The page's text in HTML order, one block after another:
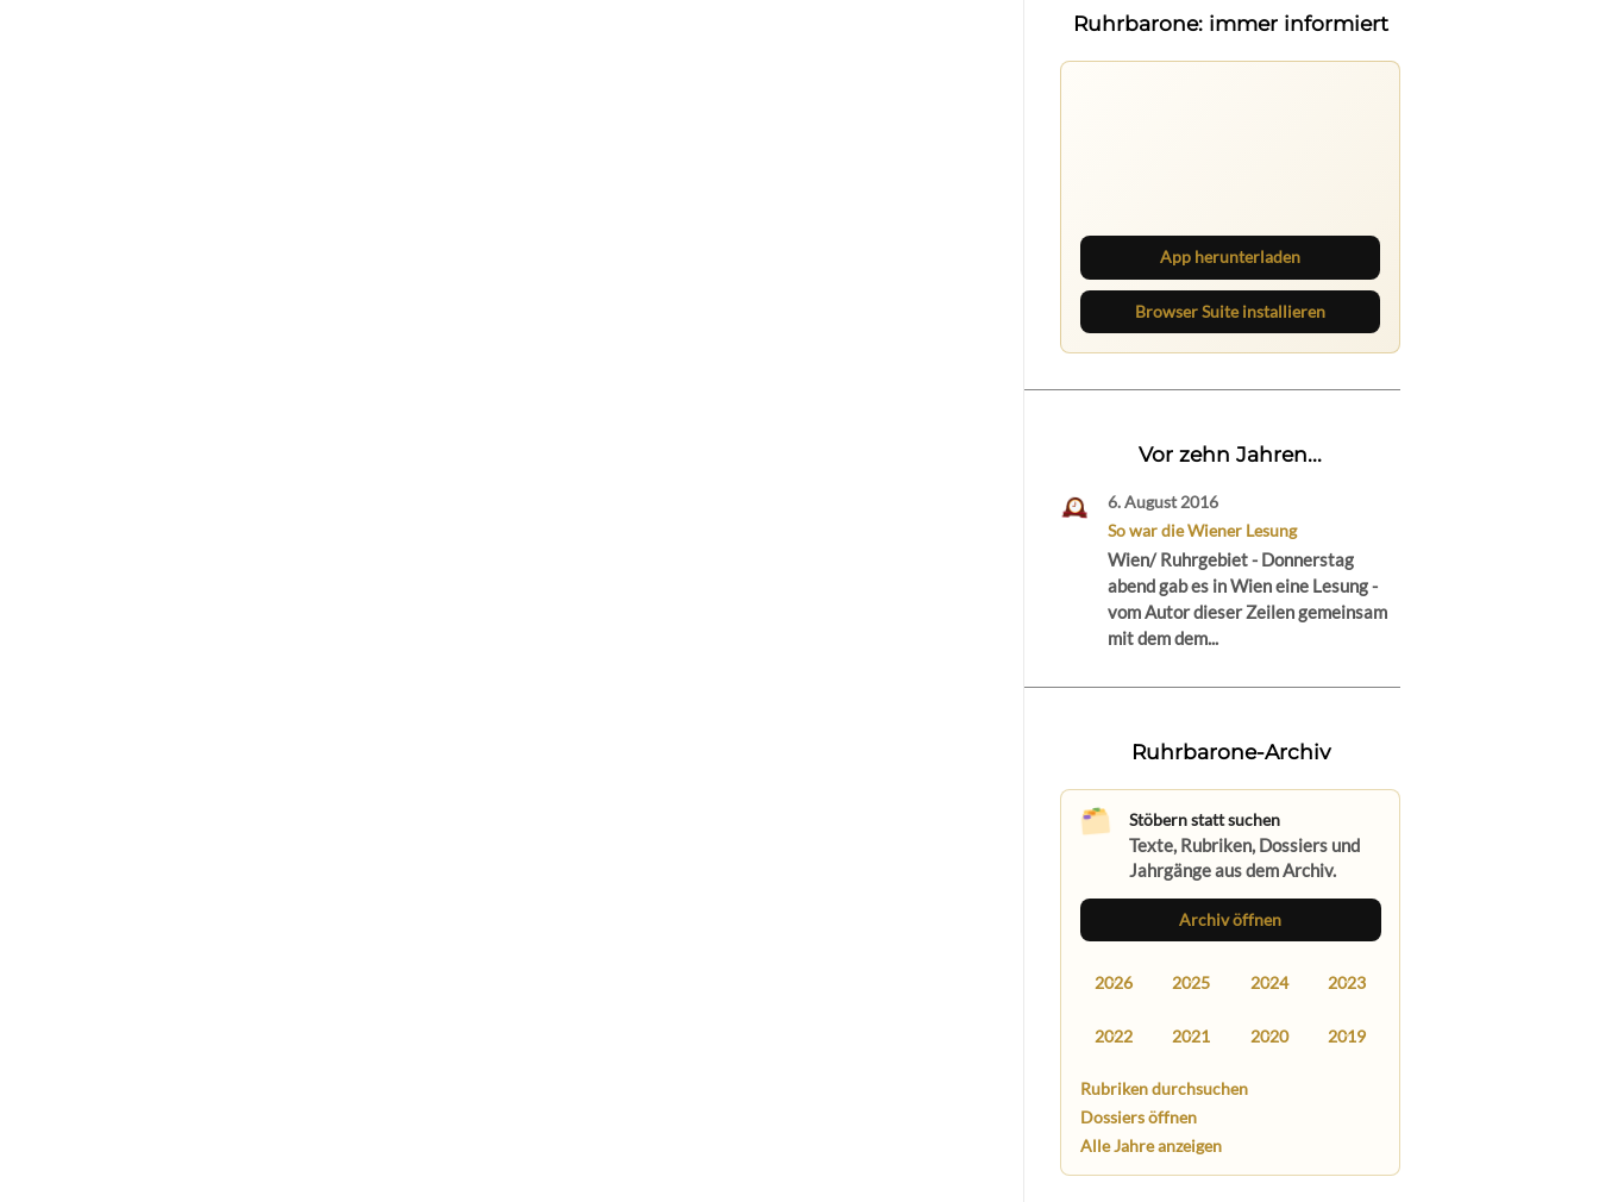
Ruhrbarone: immer informiert
App herunterladen
Browser Suite installieren
Vor zehn Jahren...
6. August 2016
So war die Wiener Lesung
Wien/ Ruhrgebiet - Donnerstag
abend gab es in Wien eine Lesung -
vom Autor dieser Zeilen gemeinsam
mit dem dem...
Ruhrbarone-Archiv
Stöbern statt suchen
Texte, Rubriken, Dossiers und
Jahrgänge aus dem Archiv.
Archiv öffnen
2026 2025 2024 2023
2022 2021 2020 2019
Rubriken durchsuchen
Dossiers öffnen
Alle Jahre anzeigen